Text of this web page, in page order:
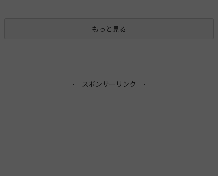
もっと見る
- スポンサーリンク -